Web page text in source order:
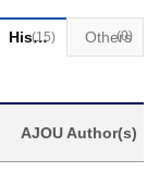
Historical Materials
(15) Others
(0)
AJOU Author(s)